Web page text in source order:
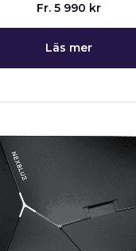
Fr. 5 990 kr
Läs mer